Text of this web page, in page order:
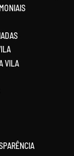
VILA